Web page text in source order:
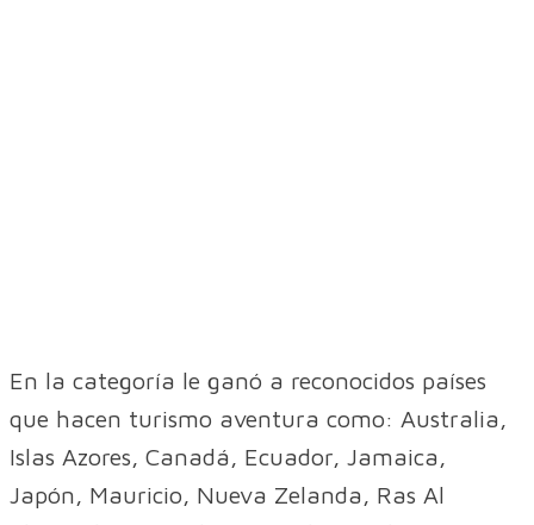
En la categoría le ganó a reconocidos países
que hacen turismo aventura como: Australia,
Islas Azores, Canadá, Ecuador, Jamaica,
Japón, Mauricio, Nueva Zelanda, Ras Al